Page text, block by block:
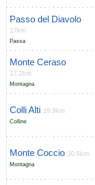
Passo del Diavolo
17km
Passa
Monte Ceraso
17.2km
Montagna
Colli Alti 19.9km
Colline
Monte Coccio 20.6km
Montagna